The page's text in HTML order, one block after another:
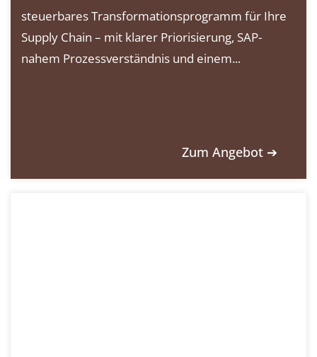
steuerbares Transformationsprogramm für Ihre
Supply Chain – mit klarer Priorisierung, SAP-
nahem Prozessverständnis und einem...
Zum Angebot ➔